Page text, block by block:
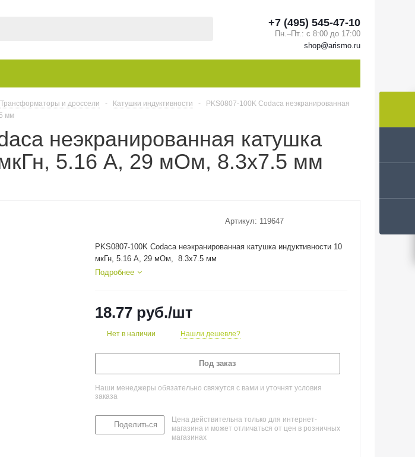
+7 (495) 545-47-10
Пн.–Пт.: с 8:00 до 17:00
shop@arismo.ru
Трансформаторы и дроссели - Катушки индуктивности -
PKS0807-100K Codaca неэкранированная
мм
неэкранированная катушка
мкГн, 5.16 А, 29 мОм, 8.3х7.5 мм
Артикул: 119647
PKS0807-100K Codaca неэкранированная катушка индуктивности 10
мкГн, 5.16 А, 29 мОм, 8.3х7.5 мм
Подробнее
18.77 руб./шт
Нет в наличии Нашли дешевле?
Под заказ
Наши менеджеры обязательно свяжутся с вами и уточнят условия
заказа
Поделиться
Цена действительна только для интернет-
магазина и может отличаться от цен в розничных
магазинах